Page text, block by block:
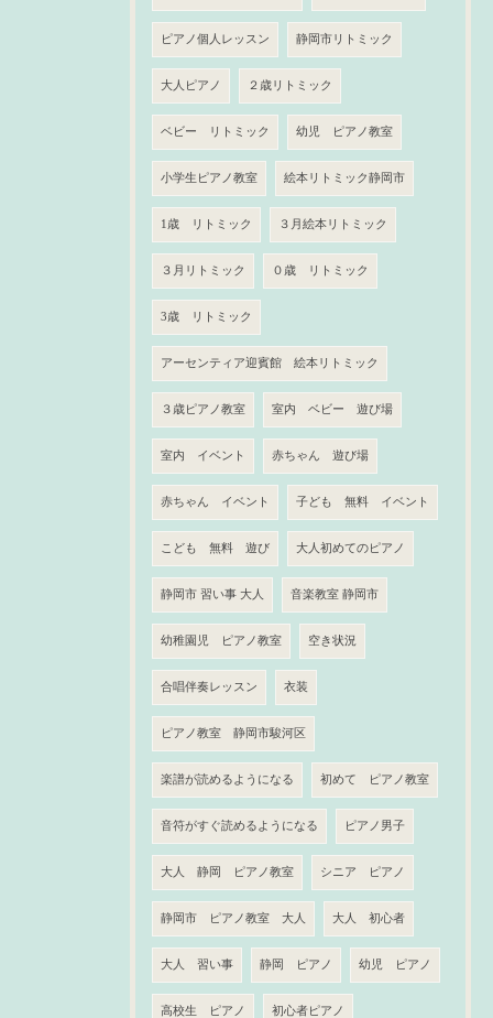
ピアノ個人レッスン 静岡市リトミック
大人ピアノ ２歳リトミック
ベビー リトミック 幼児 ピアノ教室
小学生ピアノ教室 絵本リトミック静岡市
1歳 リトミック ３月絵本リトミック
３月リトミック ０歳 リトミック
3歳 リトミック
アーセンティア迎賓館 絵本リトミック
３歳ピアノ教室 室内 ベビー 遊び場
室内 イベント 赤ちゃん 遊び場
赤ちゃん イベント 子ども 無料 イベント
こども 無料 遊び 大人初めてのピアノ
静岡市 習い事 大人 音楽教室 静岡市
幼稚園児 ピアノ教室 空き状況
合唱伴奏レッスン 衣装
ピアノ教室 静岡市駿河区
楽譜が読めるようになる 初めて ピアノ教室
音符がすぐ読めるようになる ピアノ男子
大人 静岡 ピアノ教室 シニア ピアノ
静岡市 ピアノ教室 大人 大人 初心者
大人 習い事 静岡 ピアノ 幼児 ピアノ
高校生 ピアノ 初心者ピアノ